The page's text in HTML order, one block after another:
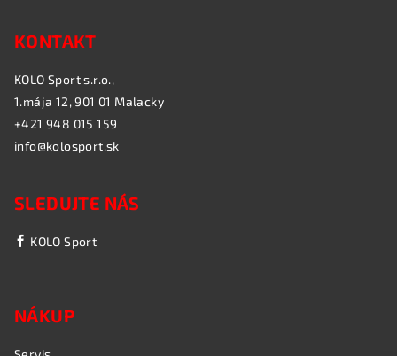
KONTAKT
KOLO Sport s.r.o.,
1.mája 12, 901 01 Malacky
+421 948 015 159
info@kolosport.sk
SLEDUJTE NÁS
KOLO Sport
NÁKUP